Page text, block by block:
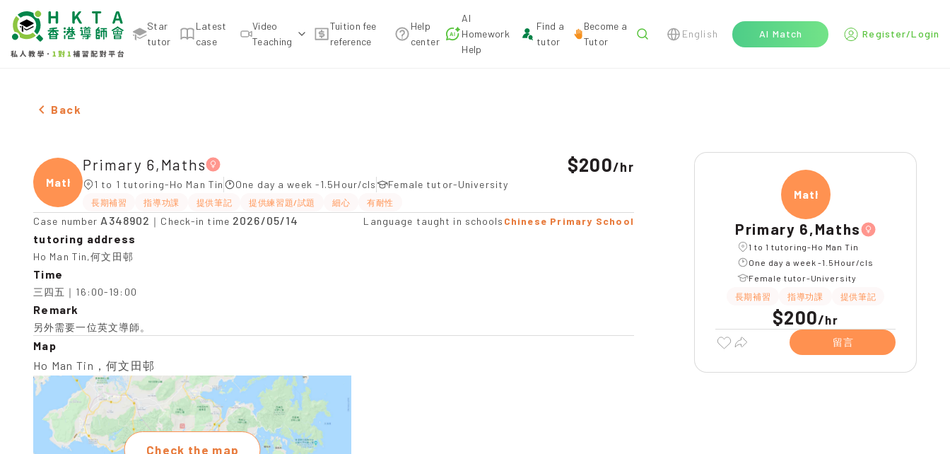
Star
tutor
Latest
case
Video
Teaching
Tuition fee
reference
Help
center
AI
Homework
Help
Find a
tutor
Become a
Tutor
English AI Match Register/Login
Female Primary 6,Maths，Ho Man Tin Tuition recommendation
Back
Maths
Primary 6,Maths
1 to 1 tutoring-Ho Man Tin One day a week -1.5Hour/cls Female tutor-University
長期補習 指導功課 提供筆記 提供練習題/試題 細心 有耐性
$200/hr
Case number A348902 ｜Check-in time 2026/05/14 Language taught in schools Chinese Primary School
tutoring address
Ho Man Tin,何文田邨
Time
三四五｜16:00-19:00
Remark
另外需要一位英文導師。
Map
Ho Man Tin，何文田邨
Check the map
Maths
Primary 6,Maths
1 to 1 tutoring-Ho Man Tin
One day a week -1.5Hour/cls
Female tutor-University
長期補習
指導功課 提供筆記
$200/hr
留言